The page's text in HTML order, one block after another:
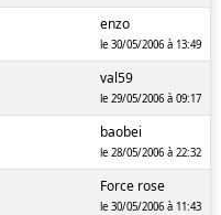
enzo
le 30/05/2006 à 13:49
val59
le 29/05/2006 à 09:17
baobei
le 28/05/2006 à 22:32
Force rose
le 30/05/2006 à 11:43